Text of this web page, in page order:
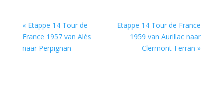
« Etappe 14 Tour de
France 1957 van Alès
naar Perpignan
Etappe 14 Tour de France
1959 van Aurillac naar
Clermont-Ferran »